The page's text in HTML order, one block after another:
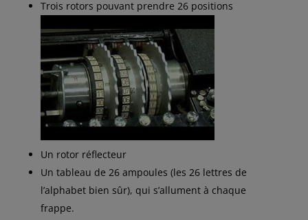
Trois rotors pouvant prendre 26 positions
Un rotor réflecteur
Un tableau de 26 ampoules (les 26 lettres de
l’alphabet bien sûr), qui s’allument à chaque
frappe.